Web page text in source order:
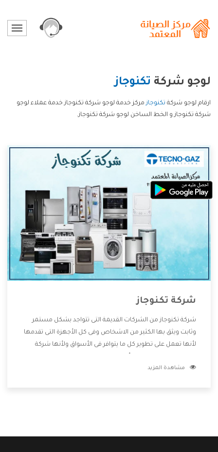
لوجو شركة تكنوجاز
ارقام لوجو شركة تكنوجازمركز خدمة لوجو شركة تكنوجاز خدمة عملاء لوجو
شركة تكنوجاز و الخط الساخن لوجو شركة تكنوجاز.
شركة تكنوجاز
شركة تكنوجاز من الشركات القديمة التى تتواجد بشكل مستمر
وثابت ويثق بها الكثير من الاشخاص وفى كل الأجهزة التى تقدمها
لأنها تعمل على تطوير كل ما يتوافر فى الأسواق ولأنها شركة
وتقدم للعملاء أقوى العروض والخصومات التى تسهل على
مشاهدة المزيد